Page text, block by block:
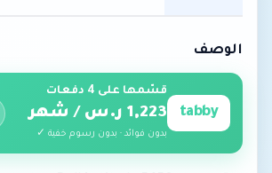
الوصف
tabby
قسّمها على 4 دفعات
1,223 ر.س / شهر
بدون فوائد · بدون رسوم خفية ✓